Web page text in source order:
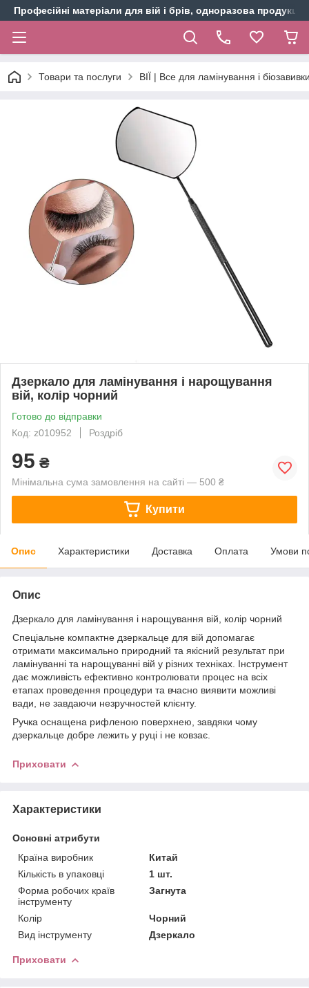
Професійні матеріали для вій і брів, одноразова продукція
Товари та послуги ВІЇ | Все для ламінування і
Дзеркало для ламінування і нарощування
вій, колір чорний
Готово до відправки
Код: z010952
Роздріб
95 ₴
Мінімальна сума замовлення на сайті — 500 ₴
Купити
Опис Характеристики Доставка Оплата Умови
Опис
Дзеркало для ламінування і нарощування вій, колір чорний
Спеціальне компактне дзеркальце для вій допомагає
отримати максимально природний та якісний результат при
ламінуванні та нарощуванні вій у різних техніках. Інструмент
дає можливість ефективно контролювати процес на всіх
етапах проведення процедури та вчасно виявити можливі
вади, не завдаючи незручностей клієнту.
Ручка оснащена рифленою поверхнею, завдяки чому
дзеркальце добре лежить у руці і не ковзає.
Приховати
Характеристики
Основні атрибути
Країна виробник
Китай
Кількість в упаковці
1 шт.
Форма робочих країв
інструменту
Загнута
Колір
Чорний
Вид інструменту
Дзеркало
Приховати